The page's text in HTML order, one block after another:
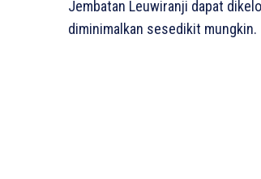
Jembatan Leuwiranji dapat
diminimalkan sesedikit mungkin.